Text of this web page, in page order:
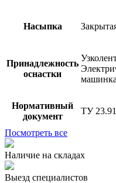
Насыпка
Принадлежность
оснастки
машинка
Нормативный
документ
ТУ
Посмотреть все
Наличие на складах
Выезд специалистов